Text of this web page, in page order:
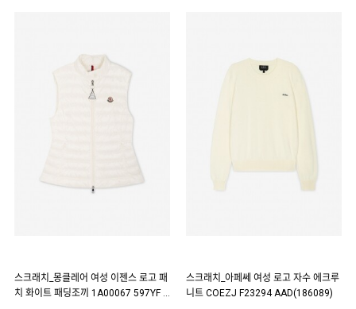
스크래치_몽클레어 여성 이젠스 로고 패
치 화이트 패딩조끼 1A00067 597YF 0
스크래치_아페쎄 여성 로고 자수 에크루
니트 COEZJ F23294 AAD(186089)